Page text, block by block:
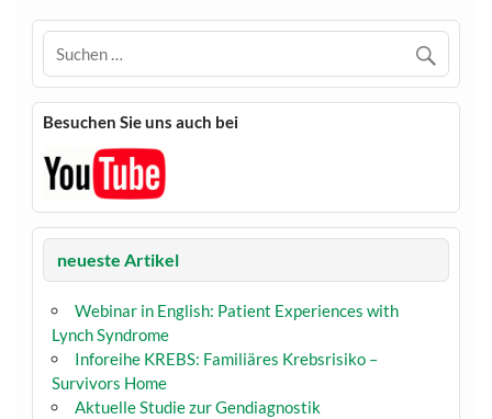
Besuchen Sie uns auch bei
neueste Artikel
Webinar in English: Patient Experiences with
Lynch Syndrome
Inforeihe KREBS: Familiäres Krebsrisiko –
Survivors Home
Aktuelle Studie zur Gendiagnostik